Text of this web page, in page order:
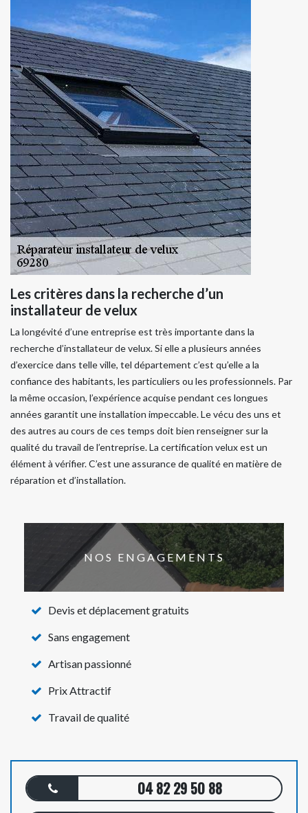
Les critères dans la recherche d’un
installateur de velux
La longévité d’une entreprise est très importante dans la
recherche d’installateur de velux. Si elle a plusieurs années
d’exercice dans telle ville, tel département c’est qu’elle a la
confiance des habitants, les particuliers ou les professionnels. Par
la même occasion, l’expérience acquise pendant ces longues
années garantit une installation impeccable. Le vécu des uns et
des autres au cours de ces temps doit bien renseigner sur la
qualité du travail de l’entreprise. La certification velux est un
élément à vérifier. C’est une assurance de qualité en matière de
réparation et d’installation.
NOS ENGAGEMENTS
Devis et déplacement gratuits
Sans engagement
Artisan passionné
Prix Attractif
Travail de qualité
04 82 29 50 88